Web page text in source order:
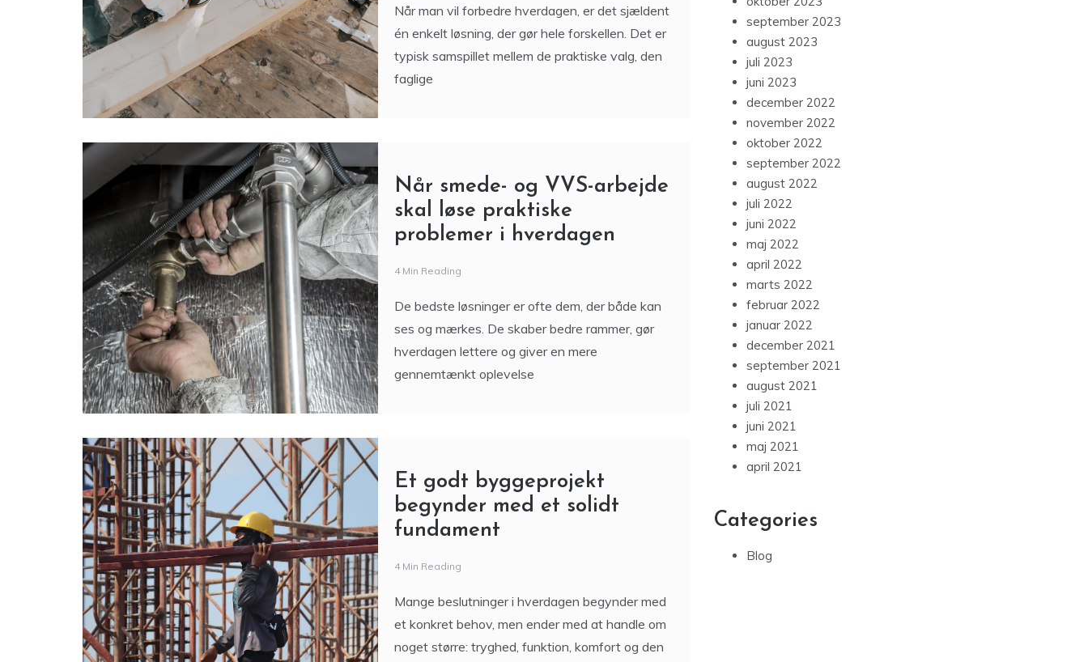
én enkelt løsning, der gør hele forskellen. Det er
typisk samspillet mellem de praktiske valg, den
faglige
Når smede- og VVS-arbejde
skal løse praktiske
problemer i hverdagen
ses og mærkes. De skaber bedre rammer, gør
hverdagen lettere og giver en mere
gennemtænkt oplevelse
Et godt byggeprojekt
begynder med et solidt
fundament
et konkret behov, men ender med at handle om
noget større: tryghed, funktion, komfort og den
følelse, man får,
september 2023
august 2023
juli 2023
juni 2023
december 2022
november 2022
oktober 2022
september 2022
august 2022
juli 2022
juni 2022
maj 2022
april 2022
marts 2022
februar 2022
januar 2022
december 2021
september 2021
august 2021
juli 2021
juni 2021
maj 2021
april 2021
Categories